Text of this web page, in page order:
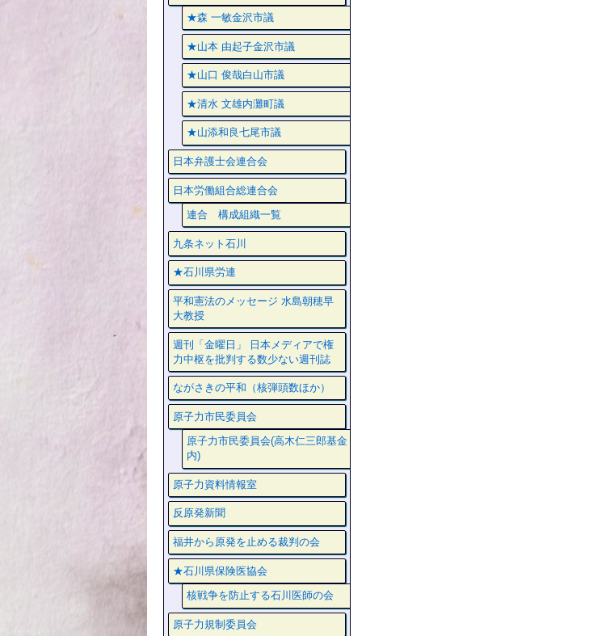
★森 一敏金沢市議
★山本 由起子金沢市議
★山口 俊哉白山市議
★清水 文雄内灘町議
★山添和良七尾市議
日本弁護士会連合会
日本労働組合総連合会
連合 構成組織一覧
九条ネット石川
★石川県労連
平和憲法のメッセージ 水島朝穂早
大教授
週刊「金曜日」 日本メディアで権
力中枢を批判する数少ない週刊誌
ながさきの平和（核弾頭数ほか）
原子力市民委員会
原子力市民委員会(高木仁三郎基金
内)
原子力資料情報室
反原発新聞
福井から原発を止める裁判の会
★石川県保険医協会
核戦争を防止する石川医師の会
原子力規制委員会